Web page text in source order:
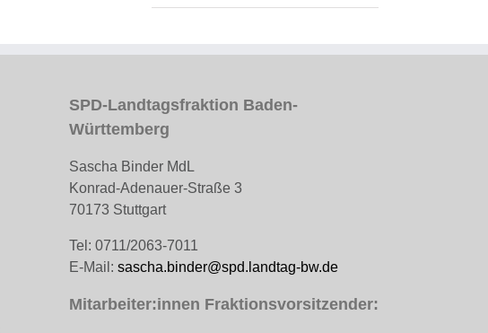
SPD-Landtagsfraktion Baden-
Württemberg
Sascha Binder MdL
Konrad-Adenauer-Straße 3
70173 Stuttgart
Tel: 0711/2063-7011
E-Mail: sascha.binder@spd.landtag-bw.de
Mitarbeiter:innen Fraktionsvorsitzender: